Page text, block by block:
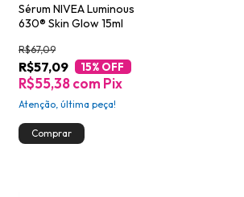
Sérum NIVEA Luminous
630® Skin Glow 15ml
R$57,09
R$67,09
15% OFF
R$55,38com Pix
Atenção, última peça!